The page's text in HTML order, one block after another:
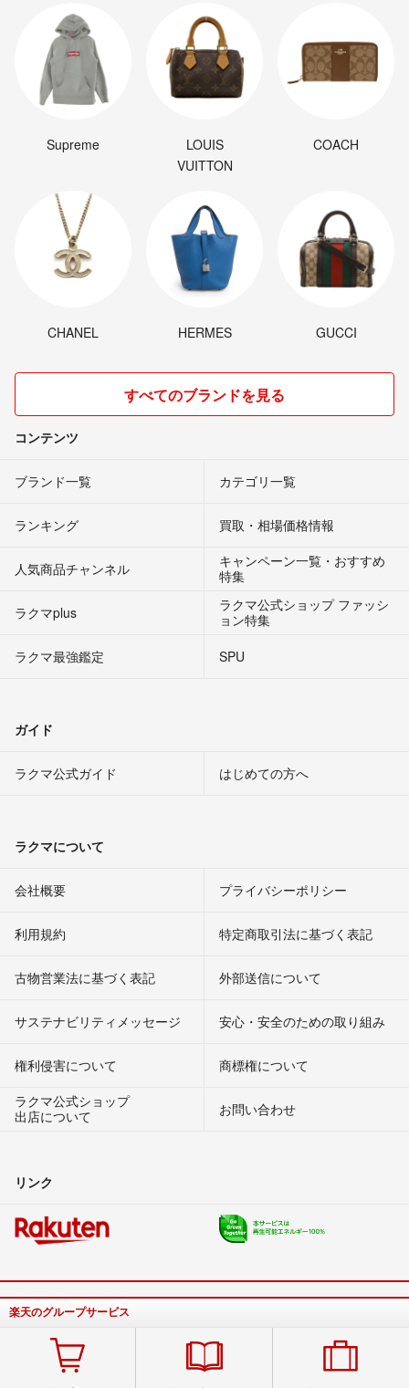
Supreme
LOUIS
VUITTON
COACH
CHANEL HERMES GUCCI
すべてのブランドを見る
コンテンツ
ブランド一覧 カテゴリ一覧
ランキング 買取・相場価格情報
人気商品チャンネル
キャンペーン一覧・おすすめ
特集
ラクマplus
ラクマ公式ショップ ファッシ
ョン特集
ラクマ最強鑑定
SPU
ガイド
ラクマ公式ガイド はじめての方へ
ラクマについて
会社概要 プライバシーポリシー
利用規約 特定商取引法に基づく表記
古物営業法に基づく表記 外部送信について
サステナビリティメッセージ 安心・安全のための取り組み
権利侵害について
商標権について
ラクマ公式ショップ
出店について
お問い合わせ
リンク
楽天のグループサービス